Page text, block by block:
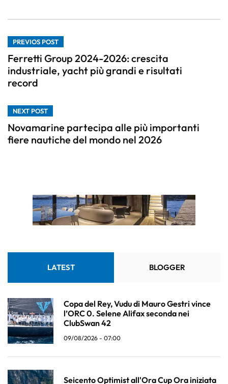
PREVIOS POST
Ferretti Group 2024-2026: crescita
industriale, yacht più grandi e risultati
record
NEXT POST
Novamarine partecipa alle più importanti
fiere nautiche del mondo nel 2026
LATEST BLOGGER
Copa del Rey, Vudu di Mauro Gestri vince
l’ORC 0. Selene Alifax seconda nei
ClubSwan 42
09/08/2026 - 07:00
Seicento Optimist all'Ora Cup Ora iniziata